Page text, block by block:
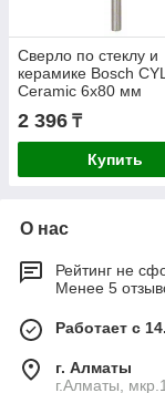
Сверло по стеклу и
керамике Bosch
Ceramic 6x80 мм
2 396 ₸
Купить
О нас
Рейтинг не
Менее 5
Работает с
г. Алматы
г.Алматы,